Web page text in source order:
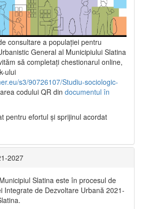
consultare a populaţiei pentru
General al Municipiului Slatina
să completați chestionarul online,
ului
s3/90726107/Studiu-sociologic-
codului QR din documentul în
pentru efortul şi sprijinul acordat
2027
Slatina este în procesul de
Integrate de Dezvoltare Urbană 2021‐